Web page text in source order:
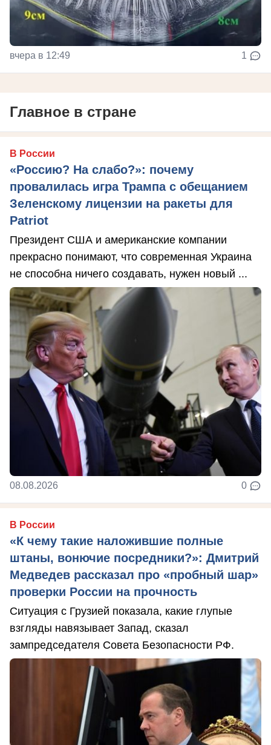
вчера в 12:49 1
Главное в стране
В России
«Россию? На слабо?»: почему
провалилась игра Трампа с обещанием
Зеленскому лицензии на ракеты для
Patriot
Президент США и американские компании
прекрасно понимают, что современная Украина
не способна ничего создавать, нужен новый ...
08.08.2026 0
В России
«К чему такие наложившие полные
штаны, вонючие посредники?»: Дмитрий
Медведев рассказал про «пробный шар»
проверки России на прочность
Ситуация с Грузией показала, какие глупые
взгляды навязывает Запад, сказал
зампредседателя Совета Безопасности РФ.